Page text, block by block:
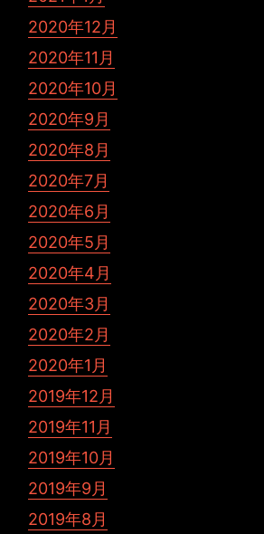
2020年12月
2020年11月
2020年10月
2020年9月
2020年8月
2020年7月
2020年6月
2020年5月
2020年4月
2020年3月
2020年2月
2020年1月
2019年12月
2019年11月
2019年10月
2019年9月
2019年8月